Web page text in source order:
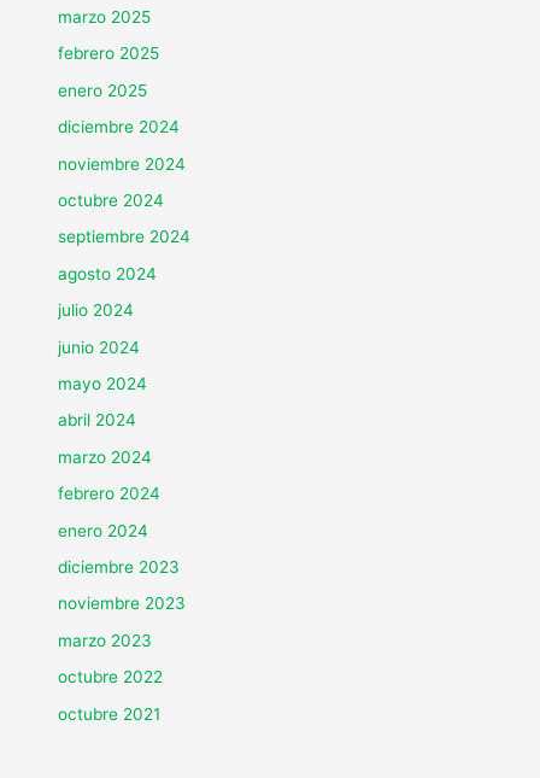
marzo 2025
febrero 2025
enero 2025
diciembre 2024
noviembre 2024
octubre 2024
septiembre 2024
agosto 2024
julio 2024
junio 2024
mayo 2024
abril 2024
marzo 2024
febrero 2024
enero 2024
diciembre 2023
noviembre 2023
marzo 2023
octubre 2022
octubre 2021